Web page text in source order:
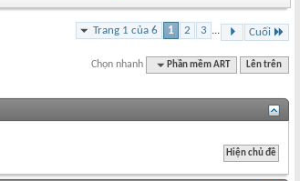
Trang 1 của 6 1 2 3 ... Cuối
Chọn nhanh Phần mềm ART Lên trên